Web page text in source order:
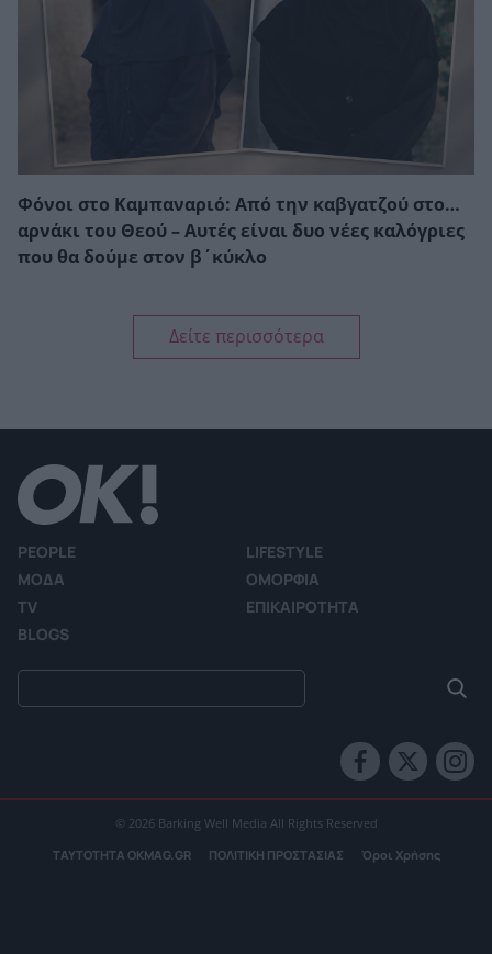
Φόνοι στο Καμπαναριό: Από την καβγατζού στο…
αρνάκι του Θεού – Αυτές είναι δυο νέες καλόγριες
που θα δούμε στον β΄κύκλο
Δείτε περισσότερα
PEOPLE
LIFESTYLE
ΜΟΔΑ
ΟΜΟΡΦΙΑ
TV
ΕΠΙΚΑΙΡΟΤΗΤΑ
BLOGS
© 2026 Barking Well Media All Rights Reserved
ΤΑΥΤΟΤΗΤΑ OKMAG.GR ΠΟΛΙΤΙΚΗ ΠΡΟΣΤΑΣΙΑΣ Όροι Χρήσης